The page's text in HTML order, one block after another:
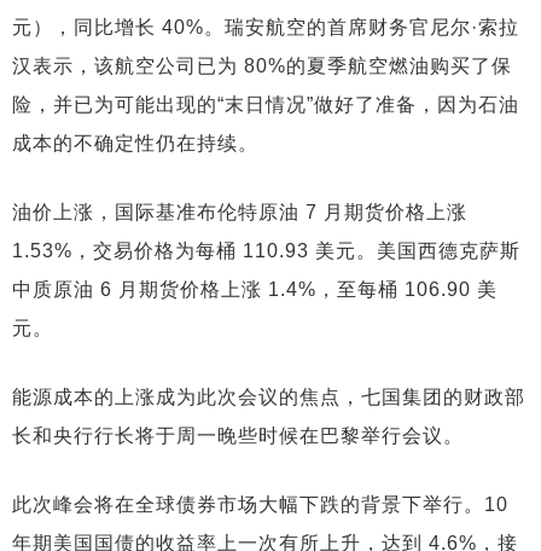
元），同比增长 40%。瑞安航空的首席财务官尼尔·索拉
汉表示，该航空公司已为 80%的夏季航空燃油购买了保
险，并已为可能出现的“末日情况”做好了准备，因为石油
成本的不确定性仍在持续。
油价上涨，国际基准布伦特原油 7 月期货价格上涨
1.53%，交易价格为每桶 110.93 美元。美国西德克萨斯
中质原油 6 月期货价格上涨 1.4%，至每桶 106.90 美
元。
能源成本的上涨成为此次会议的焦点，七国集团的财政部
长和央行行长将于周一晚些时候在巴黎举行会议。
此次峰会将在全球债券市场大幅下跌的背景下举行。10
年期美国国债的收益率上一次有所上升，达到 4.6%，接